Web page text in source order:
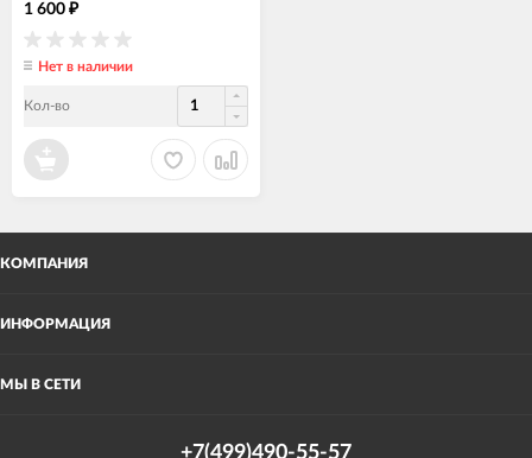
1 600 ₽
Нет в наличии
Кол-во
КОМПАНИЯ
ИНФОРМАЦИЯ
МЫ В СЕТИ
+7(499)490-55-57